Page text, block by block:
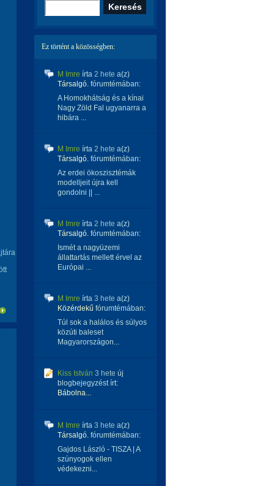
Ez történt a közösségben:
M Imre írta 2 hete a(z)
Társalgó. fórumtémában:
A Homokhátság és a kínai
Nagy Zöld Fal ugyanarra a
hibára ...
M Imre írta 2 hete a(z)
Társalgó. fórumtémában:
Az erdei ökoszisztémák
modelljeit újra kell
gondolni || ...
M Imre írta 2 hete a(z)
Társalgó. fórumtémában:
Ismét a nagyüzemi
állattartás mellett érvel az
Európai ...
M Imre írta 3 hete a(z)
Közérdekű fórumtémában:
Túl sok a halálos és súlyos
közúti baleset
Magyarországon...
Kiss István 3 hete új
blogbejegyzést írt:
Bábolna...
M Imre írta 3 hete a(z)
Társalgó. fórumtémában:
Gajdos László - TISZA | A
szúnyogok ellen
védekezni...